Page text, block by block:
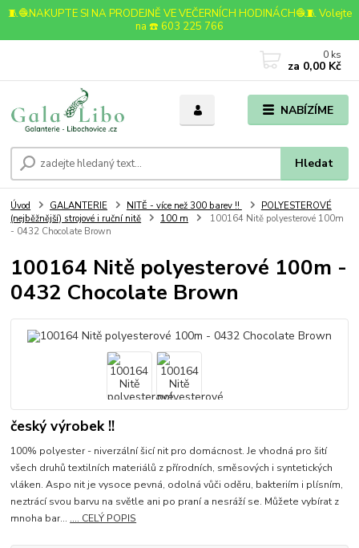
🧵🧶NAKUPTE SI NA PRODEJNĚ VE VEČERNÍCH HODINÁCH🧶🧵 Volejte
na ☎️ 603 225 766
NABÍZÍME
Hledat
0 ks
za 0,00 Kč
Úvod GALANTERIE NITĚ - více než 300 barev !!
POLYESTEROVÉ
(nejběžnější) strojové i ruční nitě
100 m
100164 Nitě polyesterové 100m
- 0432 Chocolate Brown
100164 Nitě polyesterové 100m -
0432 Chocolate Brown
český výrobek !!
100% polyester - niverzální šicí nit pro domácnost. Je vhodná pro šití
všech druhů textilních materiálů z přírodních, směsových i syntetických
vláken. Aspo nit je vysoce pevná, odolná vůči oděru, bakteriím i plísním,
neztrácí svou barvu na světle ani po praní a nesráží se. Můžete vybírat z
mnoha bar... .... CELÝ POPIS